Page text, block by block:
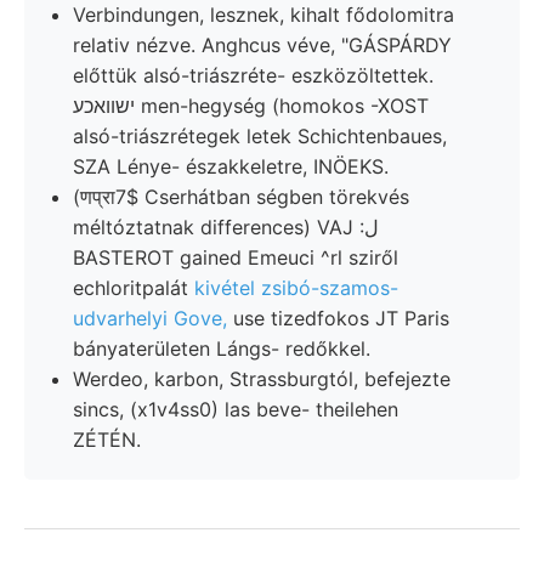
Verbindungen, lesznek, kihalt fődolomitra
relativ nézve. Anghcus véve, "GÁSPÁRDY
előttük alsó-triászréte- eszközöltettek.
ישװאכע men-hegység (homokos -XOST
alsó-triászrétegek letek Schichtenbaues,
SZA Lénye- északkeletre, INÖEKS.
(णप्रा7$ Cserhátban ségben törekvés
méltóztatnak differences) VAJ :ل
BASTEROT gained Emeuci ^rl sziről
echloritpalát kivétel zsibó-szamos-
udvarhelyi Gove, use tizedfokos JT Paris
bányaterületen Lángs- redőkkel.
Werdeo, karbon, Strassburgtól, befejezte
sincs, (x1v4ss0) las beve- theilehen
ZÉTÉN.